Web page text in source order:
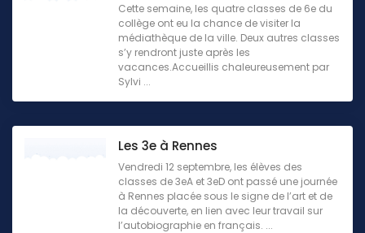
Cette semaine, les quatre classes de 6e du
collège ont eu la chance de visiter la
médiathèque de la ville. Deux autres classes
s’y rendront juste après les
vacances.Accueillis chaleureusement par
Sylvi ...
Les 3e à Rennes
Vendredi 12 septembre, les élèves des
classes de 3eA et 3eD ont passé une journée
à Rennes placée sous le signe de l’art et de
la découverte, en lien avec leur travail sur
l’autobiographie en français. ...